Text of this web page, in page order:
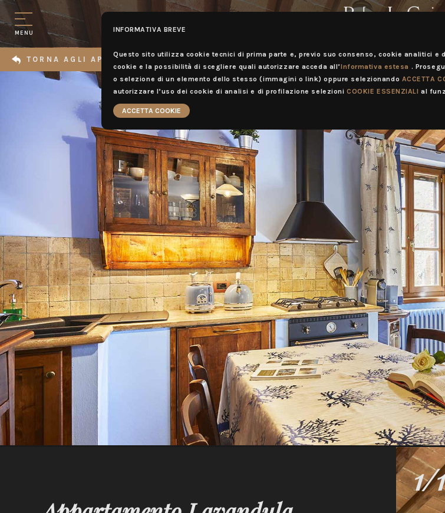
INFORMATIVA BREVE
Questo sito utilizza cookie tecnici di prima parte e, previo suo consenso, cookie analitici e
cookie e la possibilità di scegliere quali autorizzare acceda all’Informativa estesa .
o selezione di un elemento dello stesso (immagini o link) oppure selezionando ACCETTA
autorizzare l’uso dei cookie di analisi e di profilazione selezioniCOOKIE ESSENZIALI al
ACCETTA COOKIE
MENU
TORNA AGLI APPARTAMENTI
1/